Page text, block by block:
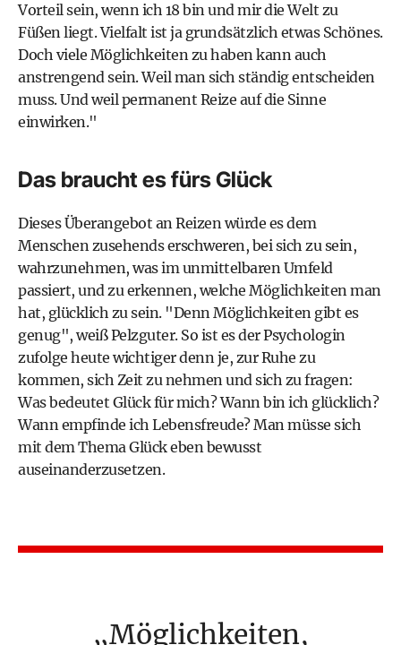
Vorteil sein, wenn ich 18 bin und mir die Welt zu
Füßen liegt. Vielfalt ist ja grundsätzlich etwas Schönes.
Doch viele Möglichkeiten zu haben kann auch
anstrengend sein. Weil man sich ständig entscheiden
muss. Und weil permanent Reize auf die Sinne
einwirken."
Das braucht es fürs Glück
Dieses Überangebot an Reizen würde es dem
Menschen zusehends erschweren, bei sich zu sein,
wahrzunehmen, was im unmittelbaren Umfeld
passiert, und zu erkennen, welche Möglichkeiten man
hat, glücklich zu sein. "Denn Möglichkeiten gibt es
genug", weiß Pelzguter. So ist es der Psychologin
zufolge heute wichtiger denn je, zur Ruhe zu
kommen, sich Zeit zu nehmen und sich zu fragen:
Was bedeutet Glück für mich? Wann bin ich glücklich?
Wann empfinde ich Lebensfreude? Man müsse sich
mit dem Thema Glück eben bewusst
auseinanderzusetzen.
Möglichkeiten,